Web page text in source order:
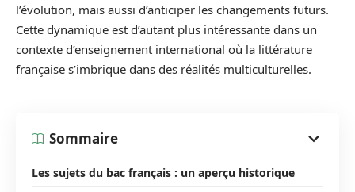
l’évolution, mais aussi d’anticiper les changements futurs.
Cette dynamique est d’autant plus intéressante dans un
contexte d’enseignement international où la littérature
française s’imbrique dans des réalités multiculturelles.
Sommaire
Les sujets du bac français : un aperçu historique